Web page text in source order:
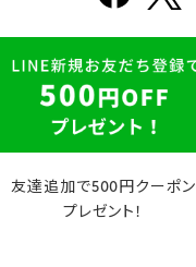
友達追加で500円クーポン
プレゼント！